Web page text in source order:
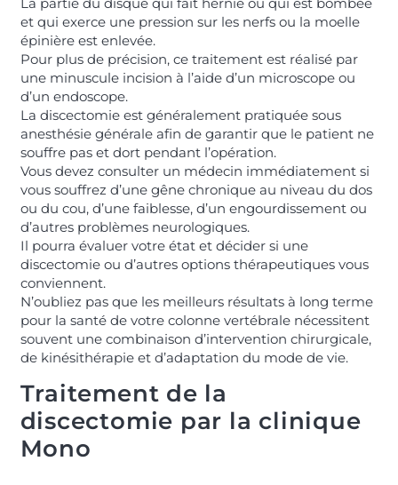
La partie du disque qui fait hernie ou qui est bombée
et qui exerce une pression sur les nerfs ou la moelle
épinière est enlevée.
Pour plus de précision, ce traitement est réalisé par
une minuscule incision à l’aide d’un microscope ou
d’un endoscope.
La discectomie est généralement pratiquée sous
anesthésie générale afin de garantir que le patient ne
souffre pas et dort pendant l’opération.
Vous devez consulter un médecin immédiatement si
vous souffrez d’une gêne chronique au niveau du dos
ou du cou, d’une faiblesse, d’un engourdissement ou
d’autres problèmes neurologiques.
Il pourra évaluer votre état et décider si une
discectomie ou d’autres options thérapeutiques vous
conviennent.
N’oubliez pas que les meilleurs résultats à long terme
pour la santé de votre colonne vertébrale nécessitent
souvent une combinaison d’intervention chirurgicale,
de kinésithérapie et d’adaptation du mode de vie.
Traitement de la
discectomie par la clinique
Mono